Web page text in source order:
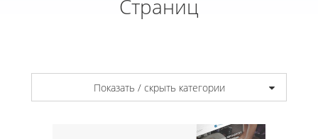
Страниц
Показать / скрыть категории